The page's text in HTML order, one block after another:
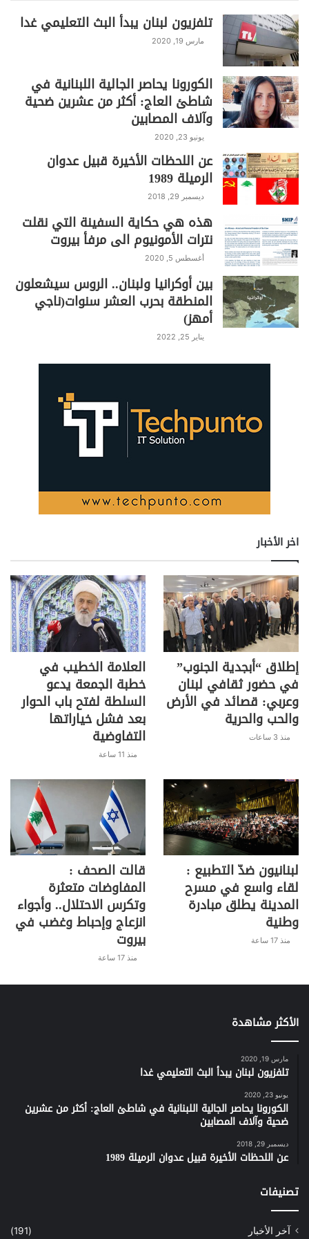
k
تلفزيون لبنان يبدأ البث التعليمي غدا
مارس 19, 2020
الكورونا يحاصر الجالية اللبنانية في
شاطئ العاج: أكثر من عشرين ضحية
وآلاف المصابين
يونيو 23, 2020
عن اللحظات الأخيرة قبيل عدوان
الرميلة 1989
ديسمبر 29, 2018
هذه هي حكاية السفينة التي نقلت
نترات الأمونيوم الى مرفأ بيروت
أغسطس 5, 2020
بين أوكرانيا ولبنان.. الروس سيشعلون
المنطقة بحرب العشر سنوات(ناجي
أمهز)
يناير 25, 2022
اخر الأخبار
إطلاق “أبجدية الجنوب”
في حضور ثقافي لبنان
وعربي: قصائد في الأرض
والحب والحرية
منذ 3 ساعات
العلامة الخطيب في
خطبة الجمعة يدعو
السلطة لفتح باب الحوار
بعد فشل خياراتها
التفاوضية
منذ 11 ساعة
لبنانيون ضدّ التطبيع :
لقاء واسع في مسرح
المدينة يطلق مبادرة
وطنية
منذ 17 ساعة
قالت الصحف :
المفاوضات متعثرة
وتكرس الاحتلال.. وأجواء
انزعاج وإحباط وغضب في
بيروت
منذ 17 ساعة
الأكثر مشاهدة
مارس 19, 2020
تلفزيون لبنان يبدأ البث التعليمي غدا
يونيو 23, 2020
الكورونا يحاصر الجالية اللبنانية في شاطئ العاج: أكثر من عشرين
ضحية وآلاف المصابين
ديسمبر 29, 2018
عن اللحظات الأخيرة قبيل عدوان الرميلة 1989
تصنيفات
آخر الأخبار
(191)